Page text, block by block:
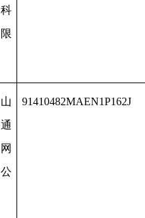
91410482MAEN1P162J